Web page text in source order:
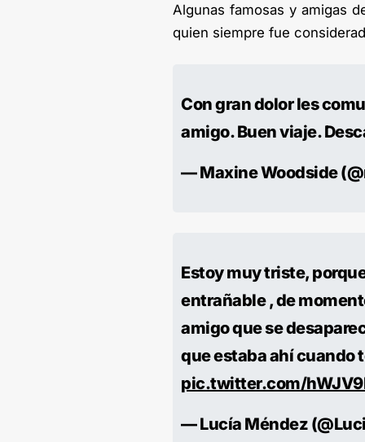
Algunas famosas y amigas
quien siempre fue
Con gran dolor les
amigo. Buen viaje.
— Maxine Woodside
Estoy muy triste,
entrañable , de
amigo que se
que estaba ahí cuando
pic.twitter.com/
— Lucía Méndez